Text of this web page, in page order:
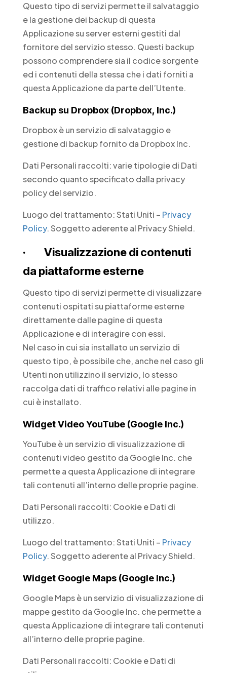
Questo tipo di servizi permette il salvataggio
e la gestione dei backup di questa
Applicazione su server esterni gestiti dal
fornitore del servizio stesso. Questi backup
possono comprendere sia il codice sorgente
ed i contenuti della stessa che i dati forniti a
questa Applicazione da parte dell’Utente.
Backup su Dropbox (Dropbox, Inc.)
Dropbox è un servizio di salvataggio e
gestione di backup fornito da Dropbox Inc.
Dati Personali raccolti: varie tipologie di Dati
secondo quanto specificato dalla privacy
policy del servizio.
Luogo del trattamento: Stati Uniti – Privacy
Policy. Soggetto aderente al Privacy Shield.
· Visualizzazione di contenuti
da piattaforme esterne
Questo tipo di servizi permette di visualizzare
contenuti ospitati su piattaforme esterne
direttamente dalle pagine di questa
Applicazione e di interagire con essi.
Nel caso in cui sia installato un servizio di
questo tipo, è possibile che, anche nel caso gli
Utenti non utilizzino il servizio, lo stesso
raccolga dati di traffico relativi alle pagine in
cui è installato.
Widget Video YouTube (Google Inc.)
YouTube è un servizio di visualizzazione di
contenuti video gestito da Google Inc. che
permette a questa Applicazione di integrare
tali contenuti all’interno delle proprie pagine.
Dati Personali raccolti: Cookie e Dati di
utilizzo.
Luogo del trattamento: Stati Uniti – Privacy
Policy. Soggetto aderente al Privacy Shield.
Widget Google Maps (Google Inc.)
Google Maps è un servizio di visualizzazione di
mappe gestito da Google Inc. che permette a
questa Applicazione di integrare tali contenuti
all’interno delle proprie pagine.
Dati Personali raccolti: Cookie e Dati di